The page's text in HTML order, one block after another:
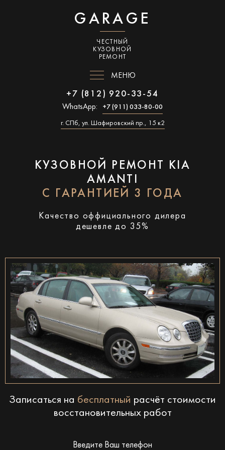
GARAGE
ЧЕСТНЫЙ
КУЗОВНОЙ
РЕМОНТ
МЕНЮ
+7 (812) 920-33-54
WhatsApp: +7 (911) 033-80-00
г. СПб, ул. Шафировский пр., 15 к2
КУЗОВНОЙ РЕМОНТ KIA
AMANTI
С ГАРАНТИЕЙ 3 ГОДА
Качество оффициального дилера
дешевле до 35%
Записаться на бесплатный расчёт стоимости
восстановительных работ
Введите Ваш телефон